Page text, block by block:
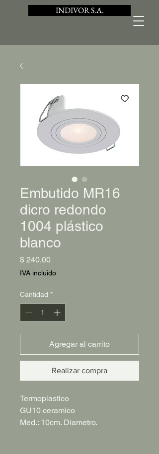
INDIVOR S.A.
Embutido MR16
dicro redondo
1004 plástico
blanco
$ 240,00Precio
IVA incluido
Cantidad *
Agregar al carrito
Realizar compra
Termoplastico
GU10 ceramico
Med.: 10cm. Diametro.